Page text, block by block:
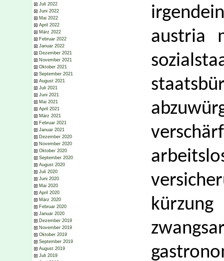
Juli 2022
Juni 2022
Mai 2022
April 2022
März 2022
Februar 2022
Januar 2022
Dezember 2021
November 2021
Oktober 2021
September 2021
August 2021
Juli 2021
Juni 2021
Mai 2021
April 2021
März 2021
Februar 2021
Januar 2021
Dezember 2020
November 2020
Oktober 2020
September 2020
August 2020
Juli 2020
Juni 2020
Mai 2020
April 2020
März 2020
Februar 2020
Januar 2020
Dezember 2019
November 2019
Oktober 2019
September 2019
August 2019
Juli 2019
austria